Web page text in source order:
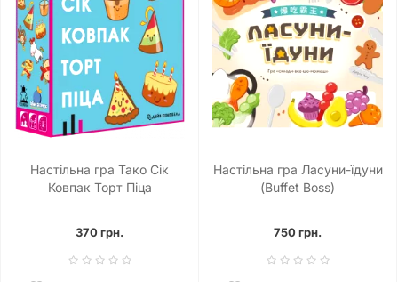
Настільна гра Тако Сік
Ковпак Торт Піца
370 грн.
Настільна гра Ласуни-їдуни
(Buffet Boss)
750 грн.